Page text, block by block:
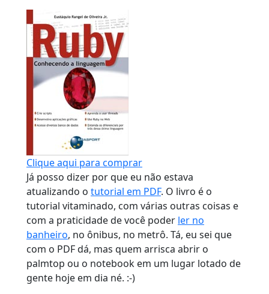
Clique aqui para comprar
Já posso dizer por que eu não estava
atualizando o tutorial em PDF. O livro é o
tutorial vitaminado, com várias outras coisas e
com a praticidade de você poder ler no
banheiro, no ônibus, no metrô. Tá, eu sei que
com o PDF dá, mas quem arrisca abrir o
palmtop ou o notebook em um lugar lotado de
gente hoje em dia né. :-)